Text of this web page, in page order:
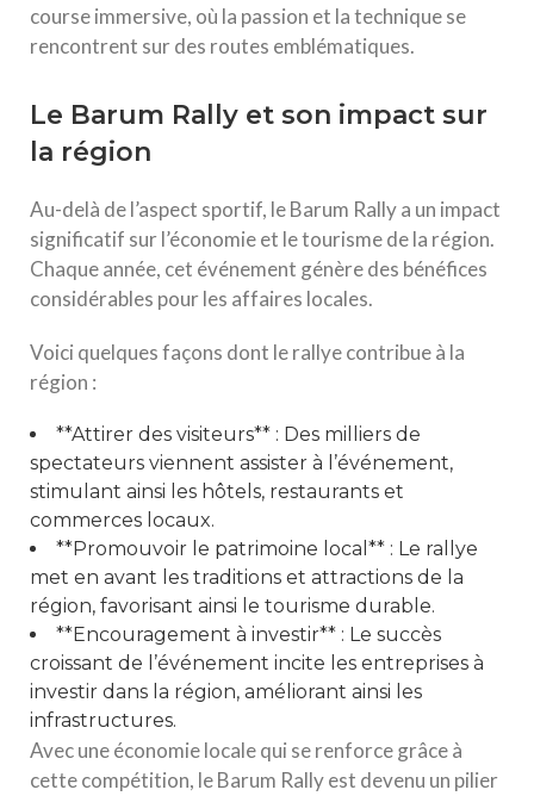
course immersive, où la passion et la technique se
rencontrent sur des routes emblématiques.
Le Barum Rally et son impact sur
la région
Au-delà de l’aspect sportif, le Barum Rally a un impact
significatif sur l’économie et le tourisme de la région.
Chaque année, cet événement génère des bénéfices
considérables pour les affaires locales.
Voici quelques façons dont le rallye contribue à la
région :
**Attirer des visiteurs** : Des milliers de
spectateurs viennent assister à l’événement,
stimulant ainsi les hôtels, restaurants et
commerces locaux.
**Promouvoir le patrimoine local** : Le rallye
met en avant les traditions et attractions de la
région, favorisant ainsi le tourisme durable.
**Encouragement à investir** : Le succès
croissant de l’événement incite les entreprises à
investir dans la région, améliorant ainsi les
infrastructures.
Avec une économie locale qui se renforce grâce à
cette compétition, le Barum Rally est devenu un pilier